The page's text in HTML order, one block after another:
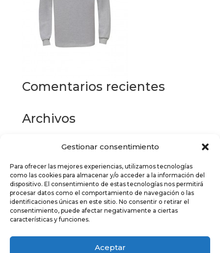
Gestionar consentimiento
Para ofrecer las mejores experiencias, utilizamos tecnologías
como las cookies para almacenar y/o acceder a la información del
dispositivo. El consentimiento de estas tecnologías nos permitirá
procesar datos como el comportamiento de navegación o las
identificaciones únicas en este sitio. No consentir o retirar el
consentimiento, puede afectar negativamente a ciertas
características y funciones.
Aceptar
Comentarios recientes
Archivos
Categorías
No hay categorías
Meta
Acceder
Feed de entradas
Feed de comentarios